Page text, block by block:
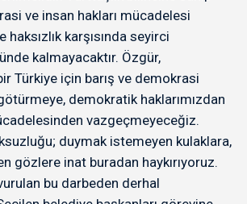
ve insan hakları mücadelesi
haksızlık karşısında seyirci
kalmayacaktır. Özgür,
Türkiye için barış ve demokrasi
demokratik haklarımızdan
vazgeçmeyeceğiz.
duymak istemeyen kulaklara,
gözlere inat buradan haykırıyoruz.
bu darbeden derhal